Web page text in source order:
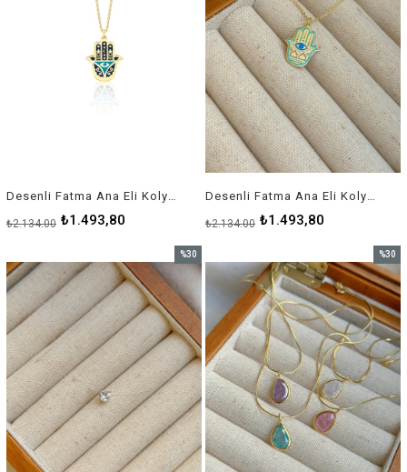
Desenli Fatma Ana Eli Kolye (Hamsa 2) - 925 Ayar Gümüş
₺1.493,80
₺2.134,00
Desenli Fatma Ana Eli Kolye (Hamsa 3) - 925 Ayar Gümüş
₺1.493,80
₺2.134,00
%30
İndirim
%30İndirim
%30
İndirim